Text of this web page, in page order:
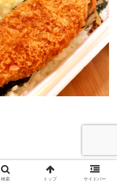
、そして 大判ののり
検索 トップ サイドバー